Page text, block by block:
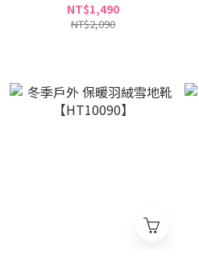
NT$1,490
NT$2,090